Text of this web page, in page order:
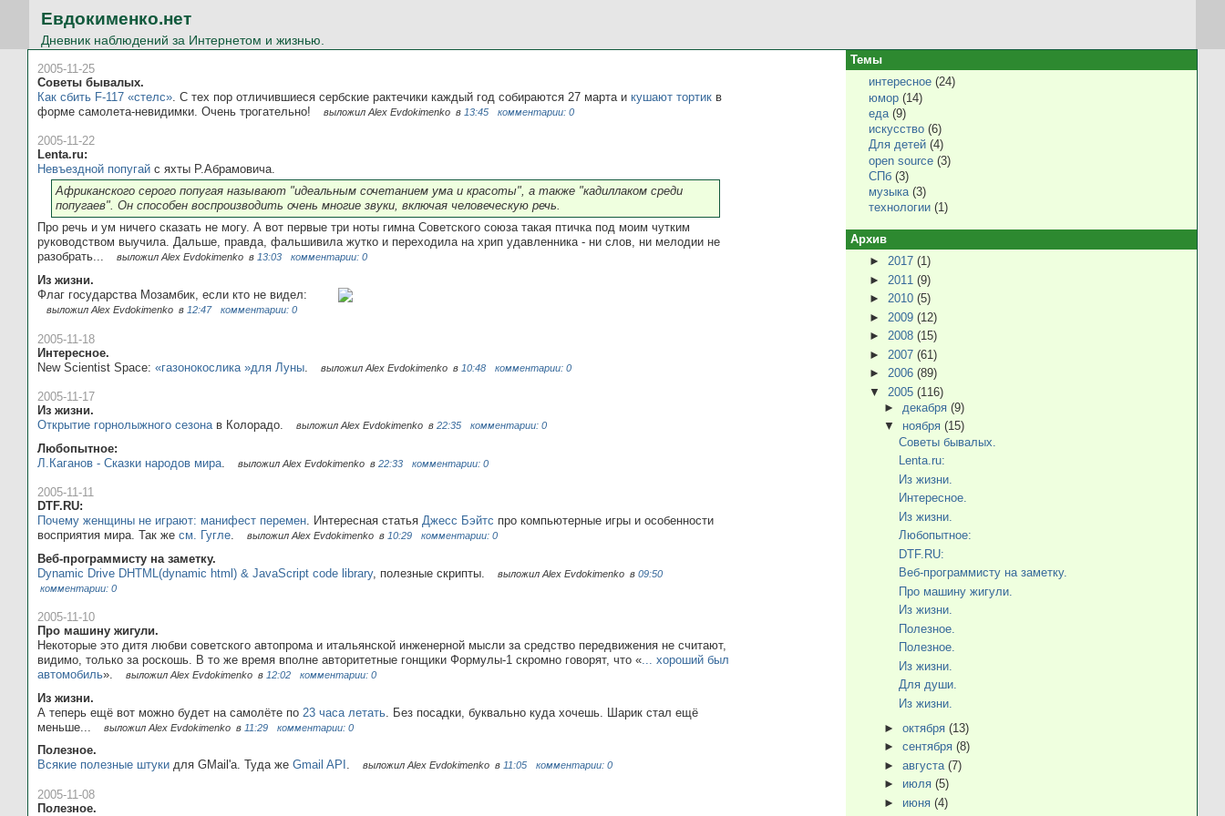
Евдокименко.нет
Дневник наблюдений за Интернетом и жизнью.
2005-11-25
Советы бывалых.
Как сбить F-117 «стелс» . С тех пор отличившиеся сербские рактечики каждый год собираются 27 марта и кушают тортик в
форме самолета-невидимки. Очень трогательно!
выложил Alex Evdokimenko в 13:45 комментарии: 0
2005-11-22
Lenta.ru:
Невъездной попугай с яхты Р.Абрамовича.
Африканского серого попугая называют "идеальным сочетанием ума и красоты", а также "кадиллаком среди
попугаев". Он способен воспроизводить очень многие звуки, включая человеческую речь.
Про речь и ум ничего сказать не могу. А вот первые три ноты гимна Советского союза такая птичка под моим чутким
руководством выучила. Дальше, правда, фальшивила жутко и переходила на хрип удавленника - ни слов, ни мелодии не
разобрать...
выложил Alex Evdokimenko в 13:03 комментарии: 0
Из жизни.
Флаг государства Мозамбик, если кто не видел:
выложил Alex Evdokimenko в12:47 комментарии: 0
2005-11-18
Интересное.
New Scientist Space: «газонокослика »для Луны выложил Alex Evdokimenko в 10:48 комментарии: 0
2005-11-17
Из жизни.
Открытие горнолыжного сезона в Колорадо. выложил Alex Evdokimenko в22:35 комментарии: 0
Любопытное:
Л.Каганов - Сказки народов мира
выложил Alex Evdokimenko в22:33 комментарии: 0
2005-11-11
DTF.RU:
Почему женщины не играют: манифест перемен . Интересная статья Джесс Бэйтс про компьютерные игры и особенности
восприятия мира. Так же см. Гугле выложил Alex Evdokimenko в 10:29 комментарии: 0
Веб-программисту на заметку.
Dynamic Drive DHTML(dynamic html) & JavaScript code library, полезные скрипты. выложил Alex Evdokimenko в09:50
комментарии: 0
2005-11-10
Про машину жигули.
Некоторые это дитя любви советского автопрома и итальянской инженерной мысли за средство передвижения не считают,
видимо, только за роскошь. В то же время вполне авторитетные гонщики Формулы-1 скромно говорят, что « ... хороший был
автомобиль». выложил Alex Evdokimenko в 12:02 комментарии: 0
Из жизни.
А теперь ещё вот можно будет на самолёте по 23 часа летать . Без посадки, буквально куда хочешь. Шарик стал ещё
меньше...
выложил Alex Evdokimenko в 11:29 комментарии: 0
Полезное.
Всякие полезные штуки для GMail'a. Туда же Gmail API . выложил Alex Evdokimenko в11:05 комментарии: 0
2005-11-08
Полезное.
Темы
интересное (24)
юмор (14)
еда (9)
искусство (6)
Для детей (4)
open source (3)
СПб (3)
музыка (3)
технологии (1)
Архив
►2017(1)
► 2011(9)
►2010(5)
► 2009(12)
►2008(15)
► 2007(61)
►2006(89)
▼ 2005(116)
► декабря (9)
▼ ноября (15)
Советы бывалых.
Lenta.ru:
Из жизни.
Интересное.
Из жизни.
Любопытное:
DTF.RU:
Веб-программисту на заметку.
Про машину жигули.
Из жизни.
Полезное.
Полезное.
Из жизни.
Для души.
Из жизни.
► октября (13)
► сентября (8)
► августа (7)
► июля (5)
► июня (4)